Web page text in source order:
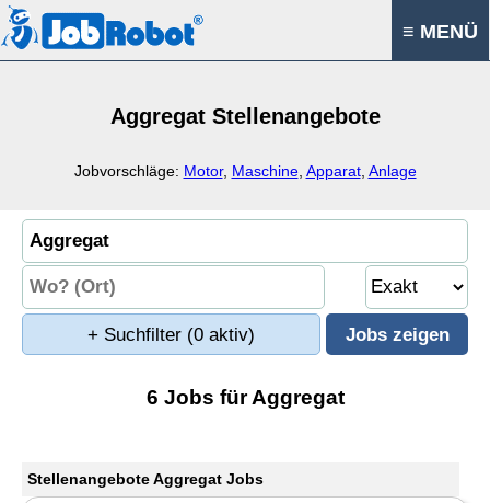
≡ MENÜ
Aggregat Stellenangebote
Jobvorschläge: Motor, Maschine, Apparat, Anlage
+ Suchfilter (0 aktiv)
6 Jobs für Aggregat
Stellenangebote Aggregat Jobs